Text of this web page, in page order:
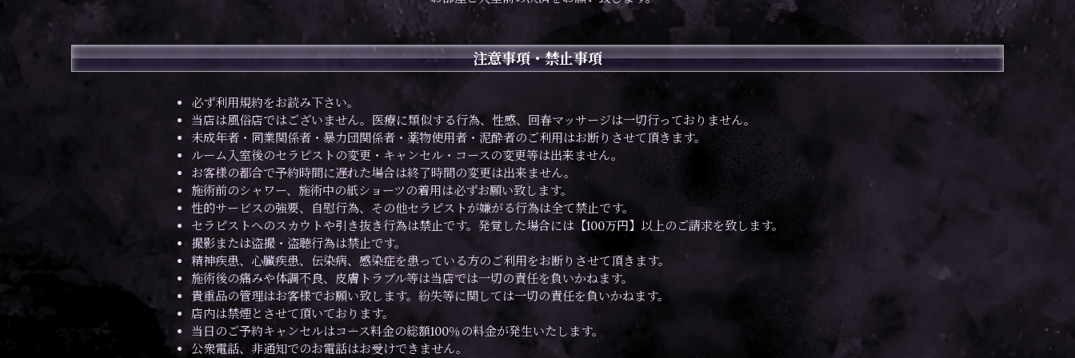
注意事項・禁止事項
必ず利用規約をお読み下さい。
当店は風俗店ではございません。医療に類似する行為、性感、回春マッサージは一切行っておりません。
未成年者・同業関係者・暴力団関係者・薬物使用者・泥酔者のご利用はお断りさせて頂きます。
ルーム入室後のセラピストの変更・キャンセル・コースの変更等は出来ません。
お客様の都合で予約時間に遅れた場合は終了時間の変更は出来ません。
施術前のシャワー、施術中の紙ショーツの着用は必ずお願い致します。
性的サービスの強要、自慰行為、その他セラピストが嫌がる行為は全て禁止です。
セラピストへのスカウトや引き抜き行為は禁止です。発覚した場合には【100万円】以上のご請求を致します。
撮影または盗撮・盗聴行為は禁止です。
精神疾患、心臓疾患、伝染病、感染症を患っている方のご利用をお断りさせて頂きます。
施術後の痛みや体調不良、皮膚トラブル等は当店では一切の責任を負いかねます。
貴重品の管理はお客様でお願い致します。紛失等に関しては一切の責任を負いかねます。
店内は禁煙とさせて頂いております。
当日のご予約キャンセルはコース料金の総額100％の料金が発生いたします。
公衆電話、非通知でのお電話はお受けできません。